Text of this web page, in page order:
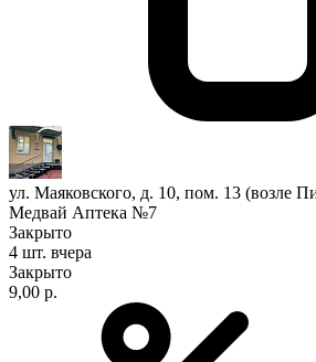
ул. Маяковского, д. 10, пом. 13 (возле
Медвай Аптека №7
Закрыто
4 шт. вчера
Закрыто
9,00 р.